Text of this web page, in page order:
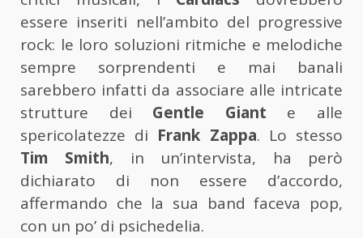
essere inseriti nell’ambito del progressive
rock: le loro soluzioni ritmiche e melodiche
sempre sorprendenti e mai banali
sarebbero infatti da associare alle intricate
strutture dei Gentle Giant e alle
spericolatezze di Frank Zappa. Lo stesso
Tim Smith, in un’intervista, ha però
dichiarato di non essere d’accordo,
affermando che la sua band faceva pop,
con un po’ di psichedelia.